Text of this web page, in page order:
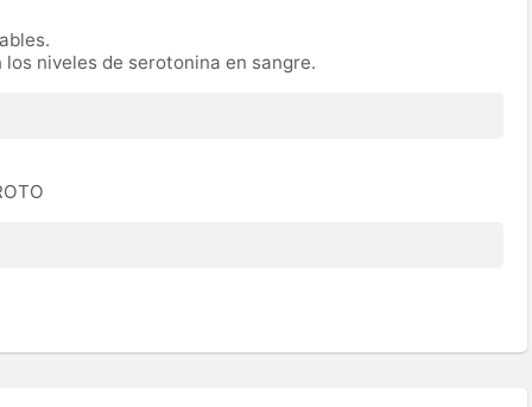
los niveles de serotonina en sangre.